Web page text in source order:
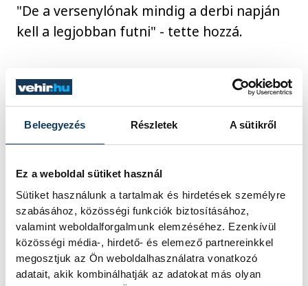
Beleegyezés Részletek A sütikről
Ez a weboldal sütiket használ
Sütiket használunk a tartalmak és hirdetések személyre
szabásához, közösségi funkciók biztosításához,
valamint weboldalforgalmunk elemzéséhez. Ezenkívül
közösségi média-, hirdető- és elemező partnereinkkel
megosztjuk az Ön weboldalhasználatra vonatkozó
adatait, akik kombinálhatják az adatokat más olyan
"De a versenylónak mindig a derbi napján
kell a legjobban futni" - tette hozzá.
Hangsúlyozta, ha a bemelegítő dobásokat
is figyelembe veszi, Halász Bence élete tíz
legnagyobb dobásából hatot a mai napon
mutatott be. Másik edzője, Németh László
teljesítményében.
sport atlétika
kalapácsvetés
Halász Bence